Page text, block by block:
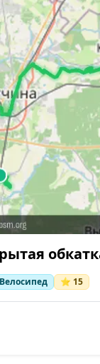
Велосипед ⭐ 15